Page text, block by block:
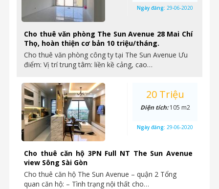
Cho thuê văn phòng The Sun Avenue 28 Mai Chí
Thọ, hoàn thiện cơ bản 10 triệu/tháng.
Cho thuê văn phòng công ty tại The Sun Avenue Ưu
điểm: Vị trí trung tâm: liền kề cảng, cao…
Ngày đăng: 29-06-2020
Cho thuê căn hộ 3PN Full NT The Sun Avenue
view Sông Sài Gòn
Cho thuê căn hộ The Sun Avenue – quận 2 Tổng
quan căn hộ: – Tình trạng nội thất cho…
20 Triệu
Diện tích:105 m2
Ngày đăng: 29-06-2020